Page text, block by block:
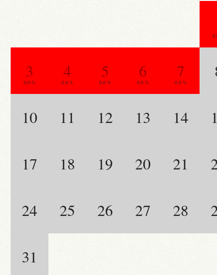
3
0.0 %
4
0.0 %
5
0.0 %
6
0.0 %
7
0.0 %
10 11 12 13 14
17 18 19 20 21
24 25 26 27 28
31